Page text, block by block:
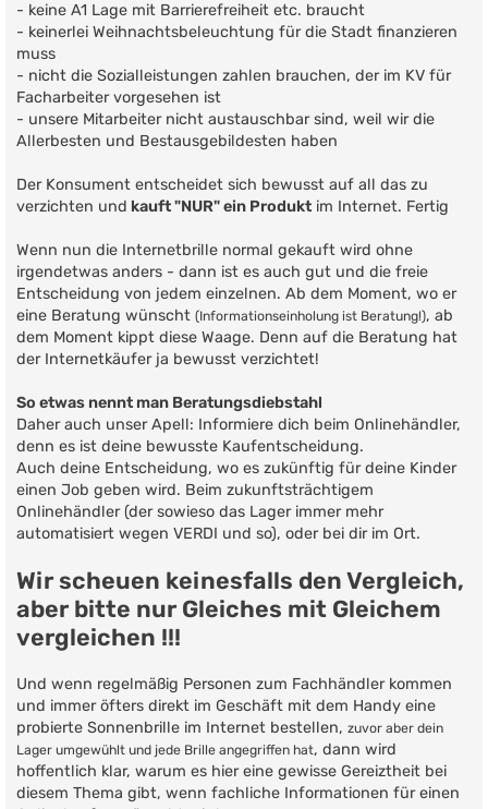
- keine A1 Lage mit Barrierefreiheit etc. braucht
- keinerlei Weihnachtsbeleuchtung für die Stadt finanzieren
muss
- nicht die Sozialleistungen zahlen brauchen, der im KV für
Facharbeiter vorgesehen ist
- unsere Mitarbeiter nicht austauschbar sind, weil wir die
Allerbesten und Bestausgebildesten haben
Der Konsument entscheidet sich bewusst auf all das zu
verzichten und kauft "NUR" ein Produkt im Internet. Fertig
Wenn nun die Internetbrille normal gekauft wird ohne
irgendetwas anders - dann ist es auch gut und die freie
Entscheidung von jedem einzelnen. Ab dem Moment, wo er
eine Beratung wünscht (Informationseinholung ist Beratung!), ab
dem Moment kippt diese Waage. Denn auf die Beratung hat
der Internetkäufer ja bewusst verzichtet!
So etwas nennt man Beratungsdiebstahl
Daher auch unser Apell: Informiere dich beim Onlinehändler,
denn es ist deine bewusste Kaufentscheidung.
Auch deine Entscheidung, wo es zukünftig für deine Kinder
einen Job geben wird. Beim zukunftsträchtigem
Onlinehändler (der sowieso das Lager immer mehr
automatisiert wegen VERDI und so), oder bei dir im Ort.
Wir scheuen keinesfalls den Vergleich,
aber bitte nur Gleiches mit Gleichem
vergleichen !!!
Und wenn regelmäßig Personen zum Fachhändler kommen
und immer öfters direkt im Geschäft mit dem Handy eine
probierte Sonnenbrille im Internet bestellen, zuvor aber dein
Lager umgewühlt und jede Brille angegriffen hat, dann wird
hoffentlich klar, warum es hier eine gewisse Gereiztheit bei
diesem Thema gibt, wenn fachliche Informationen für einen